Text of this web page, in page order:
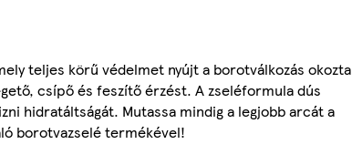
teljes körű védelmet nyújt a borotválkozás okozta
csípő és feszítő érzést. A zseléformula dús
hidratáltságát. Mutassa mindig a legjobb arcát a
borotvazselé termékével!